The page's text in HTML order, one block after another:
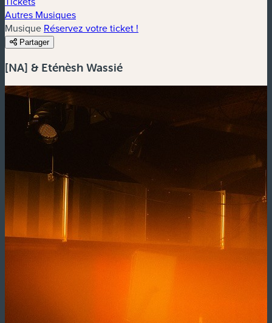
Autres Musiques
Musique Réservez votre ticket !
Partager
[NA] & Eténèsh Wassié